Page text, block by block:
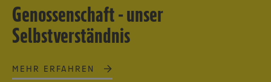
Genossenschaft - unser
Selbstverständnis
MEHR ERFAHREN